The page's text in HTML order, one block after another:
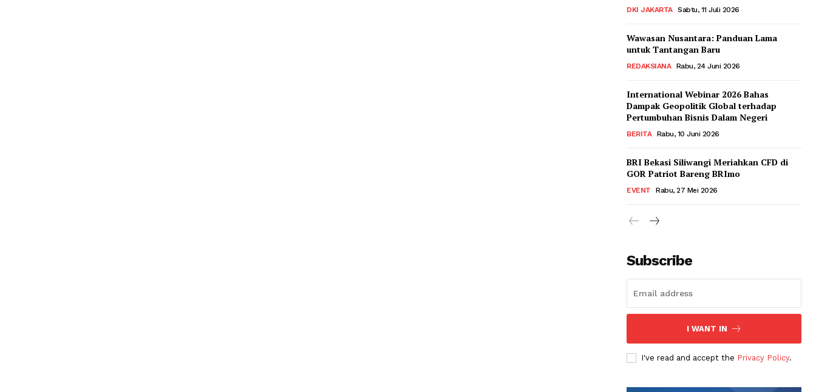
DKI JAKARTA Sabtu, 11 Juli 2026
Wawasan Nusantara: Panduan Lama
untuk Tantangan Baru
REDAKSIANA Rabu, 24 Juni 2026
International Webinar 2026 Bahas
Dampak Geopolitik Global terhadap
Pertumbuhan Bisnis Dalam Negeri
BERITA Rabu, 10 Juni 2026
BRI Bekasi Siliwangi Meriahkan CFD di
GOR Patriot Bareng BRImo
EVENT Rabu, 27 Mei 2026
Subscribe
I WANT IN
I've read and accept the Privacy Policy.